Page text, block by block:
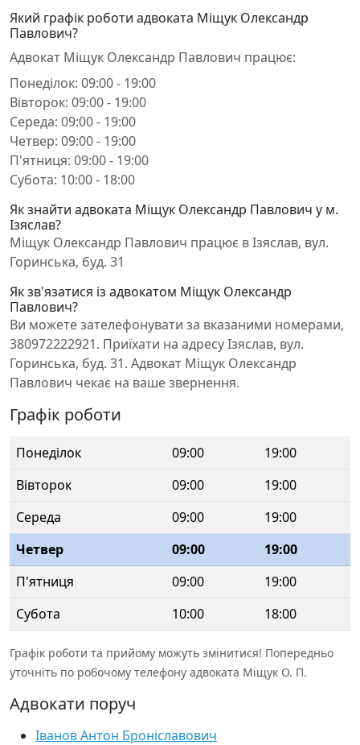
Який графік роботи адвоката Міщук Олександр
Павлович?
Адвокат Міщук Олександр Павлович працює:
Понеділок: 09:00 - 19:00
Вівторок: 09:00 - 19:00
Середа: 09:00 - 19:00
Четвер: 09:00 - 19:00
П'ятниця: 09:00 - 19:00
Субота: 10:00 - 18:00
Як знайти адвоката Міщук Олександр Павлович у м.
Ізяслав?
Міщук Олександр Павлович працює в Ізяслав, вул.
Горинська, буд. 31
Як зв'язатися із адвокатом Міщук Олександр
Павлович?
Ви можете зателефонувати за вказаними номерами,
380972222921. Приїхати на адресу Ізяслав, вул.
Горинська, буд. 31. Адвокат Міщук Олександр
Павлович чекає на ваше звернення.
Графік роботи
Понеділок 09:00
19:00
Вівторок
09:00
19:00
Середа
09:00
19:00
Четвер
09:00
19:00
П'ятниця
09:00
19:00
Субота
10:00 18:00
Графік роботи та прийому можуть змінитися! Попередньо
уточніть по робочому телефону адвоката Міщук О. П.
Адвокати поруч
Іванов Антон Броніславович